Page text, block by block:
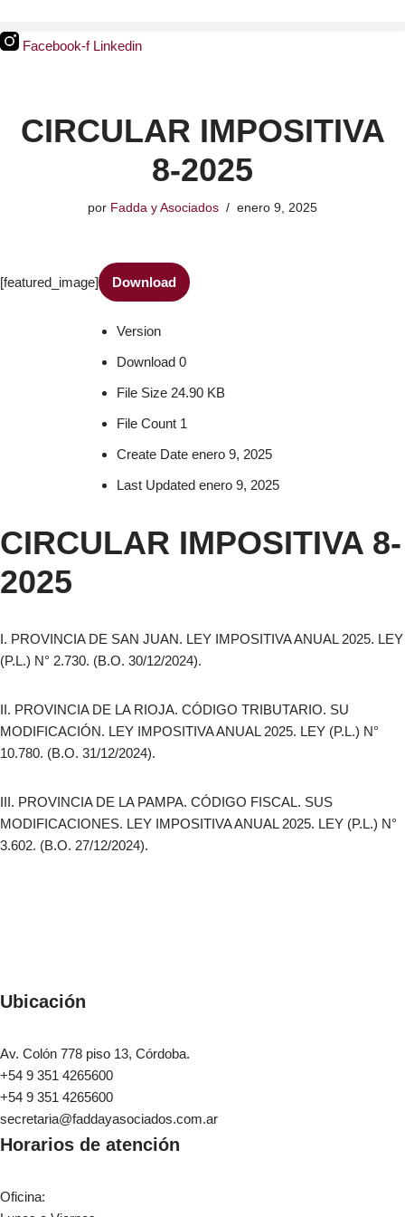
Ir Facebook-f Linkedin
CIRCULAR IMPOSITIVA
8-2025
por Fadda y Asociados enero 9, 2025
[featured_image] Download
Version
Download 0
File Size 24.90 KB
File Count 1
Create Date enero 9, 2025
Last Updated enero 9, 2025
CIRCULAR IMPOSITIVA 8-
2025
I. PROVINCIA DE SAN JUAN. LEY IMPOSITIVA ANUAL 2025. LEY
(P.L.) N° 2.730. (B.O. 30/12/2024).
II. PROVINCIA DE LA RIOJA. CÓDIGO TRIBUTARIO. SU
MODIFICACIÓN. LEY IMPOSITIVA ANUAL 2025. LEY (P.L.) N°
10.780. (B.O. 31/12/2024).
III. PROVINCIA DE LA PAMPA. CÓDIGO FISCAL. SUS
MODIFICACIONES. LEY IMPOSITIVA ANUAL 2025. LEY (P.L.) N°
3.602. (B.O. 27/12/2024).
Ubicación
Av. Colón 778 piso 13, Córdoba.
+54 9 351 4265600
+54 9 351 4265600
secretaria@faddayasociados.com.ar
Horarios de atención
Oficina: